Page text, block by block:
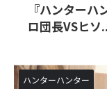
『ハンター
ロ団長VSヒソ
ハンターハンター